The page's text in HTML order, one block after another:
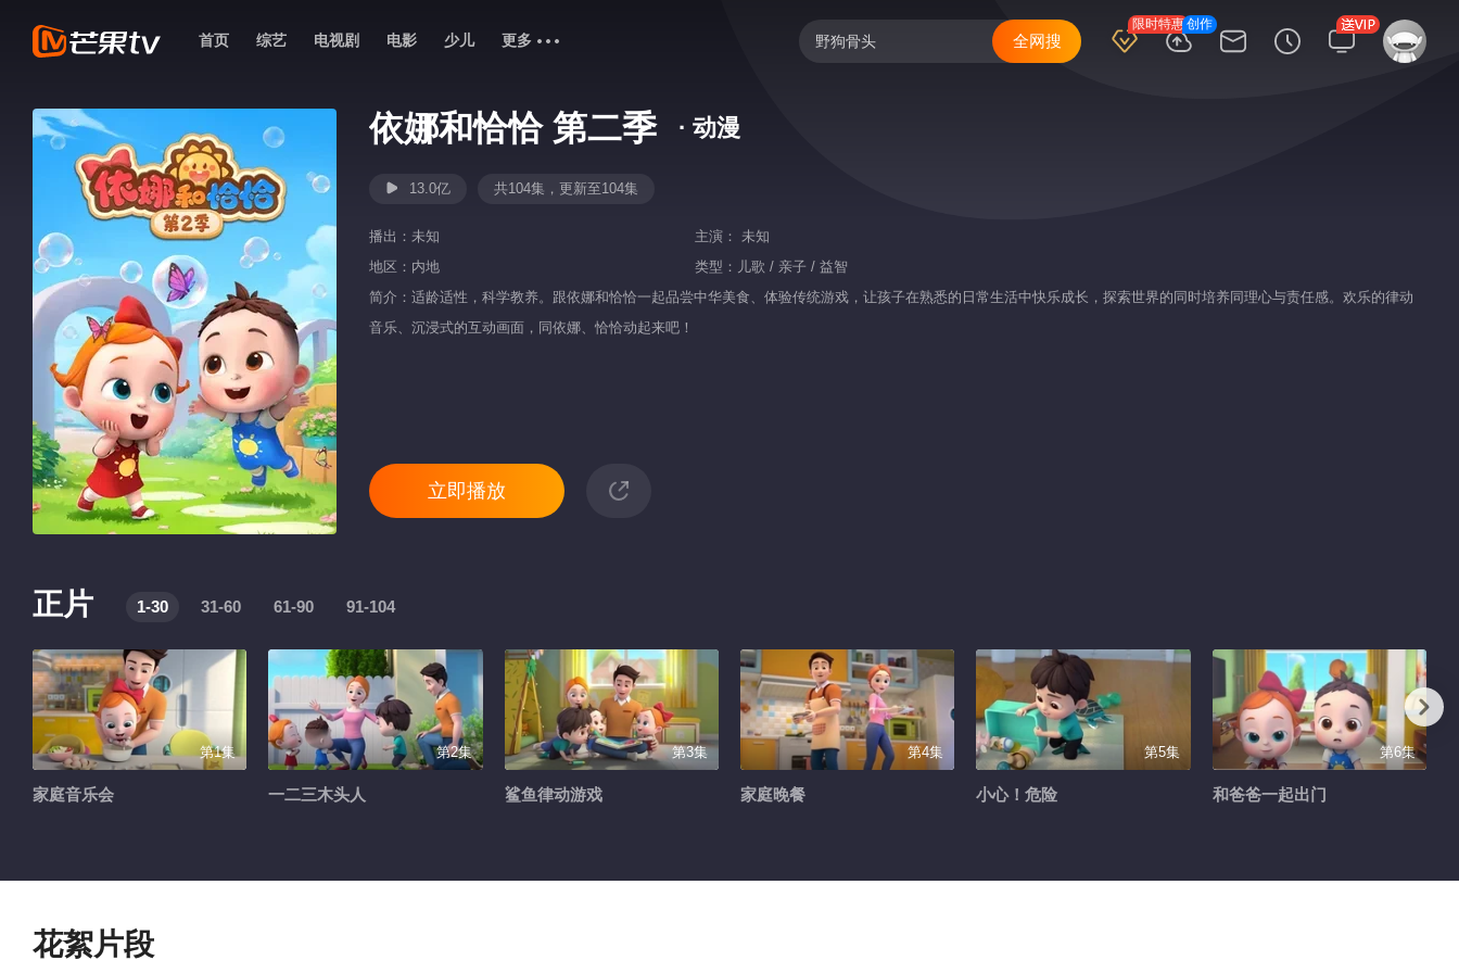
限时特惠创作
野狗骨头
御廷谣
全网搜
首页 综艺 电视剧 电影 少儿 更多
依娜和恰恰 第二季 · 动漫
13.0亿 共104集，更新至104集
播出： 未知 主演： 未知
地区： 内地 类型： 儿歌 / 亲子 / 益智
简介：适龄适性，科学教养。跟依娜和恰恰一起品尝中华美食、体验传统游戏，让孩子在熟悉的日常生活中快乐成长，探索世界的同时培养同理心与责任感。欢乐的律动
音乐、沉浸式的互动画面，同依娜、恰恰动起来吧！
立即播放
正片 1-30 31-60 61-90 91-104
第1集
家庭音乐会
第2集
一二三木头人
第3集
鲨鱼律动游戏
第4集
家庭晚餐
第5集
小心！危险
第6集
和爸爸一起出门
花絮片段